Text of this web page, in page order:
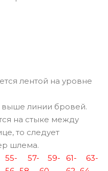
лентой на уровне
выше линии бровей.
на стыке между
то следует
шлема.
55-
57- 59-
61-
63-